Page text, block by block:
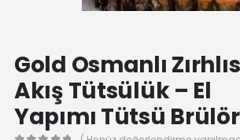
Gold Osmanlı
Akış Tütsülük – El
Yapımı Tütsü